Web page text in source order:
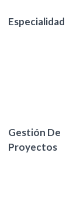
Especialidad
Gestión De
Proyectos